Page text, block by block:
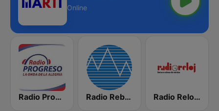
Online
Radio Progreso 90.3 FM Radio Rebelde FM Radio Reloj 950 AM